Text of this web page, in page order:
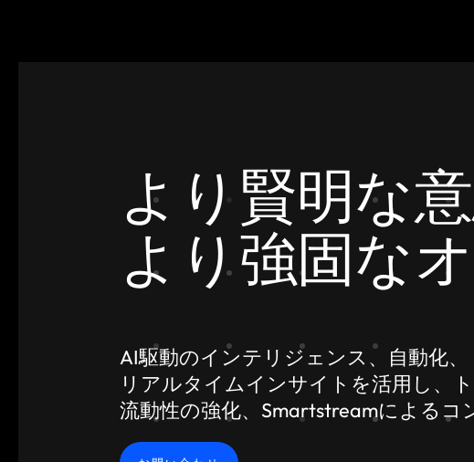
より賢明な
より強固な
AI駆動のインテリジェンス、自動化、
リアルタイムインサイトを活用し、
流動性の強化、Smartstreamによるコ